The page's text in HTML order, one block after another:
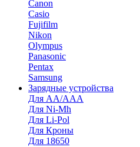
Canon
Casio
Fujifilm
Nikon
Olympus
Panasonic
Pentax
Samsung
Зарядные устройства
Для AA/AAA
Для Ni-Mh
Для Li-Pol
Для Кроны
Для 18650